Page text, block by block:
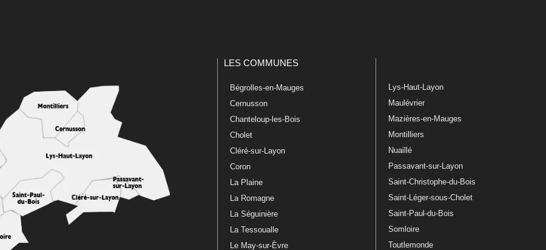
LES COMMUNES
Bégrolles-en-Mauges
Cernusson
Chanteloup-les-Bois
Cholet
Cléré-sur-Layon
Coron
La Plaine
La Romagne
La Séguinière
La Tessoualle
Le May-sur-Èvre
Lys-Haut-Layon
Maulévrier
Mazières-en-Mauges
Montilliers
Nuaillé
Passavant-sur-Layon
Saint-Christophe-du-Bois
Saint-Léger-sous-Cholet
Saint-Paul-du-Bois
Somloire
Toutlemonde